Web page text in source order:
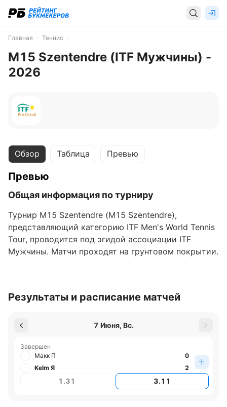
Главная Теннис
M15 Szentendre (ITF Мужчины) -
2026
Обзор Таблица Превью
Превью
Общая информация по турниру
Турнир M15 Szentendre (M15 Szentendre),
представляющий категорию ITF Men's World Tennis
Tour, проводится под эгидой ассоциации ITF
Мужчины. Матчи проходят на грунтовом покрытии.
Турнир проходит в городе Сентендре, Венгрия.
Николай Абовян
Подписаться
Результаты и расписание матчей
7 Июня, Вс.
Завершен
Макк П
0
Kelm Я
2
1.31 3.11